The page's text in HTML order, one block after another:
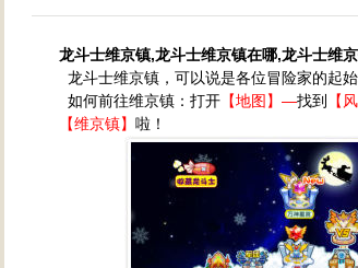
龙斗士维京镇,龙斗士维京镇在哪,龙斗士维
龙斗士维京镇，可以说是各位冒险家的起
如何前往维京镇：打开 【地图】—找到 【
【维京镇】 啦！